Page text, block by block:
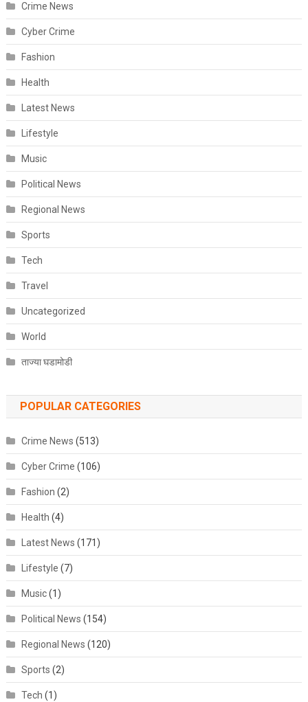
Crime News
Cyber Crime
Fashion
Health
Latest News
Lifestyle
Music
Political News
Regional News
Sports
Tech
Travel
Uncategorized
World
ताज्या घडामोडी
POPULAR CATEGORIES
Crime News (513)
Cyber Crime (106)
Fashion (2)
Health (4)
Latest News (171)
Lifestyle (7)
Music(1)
Political News (154)
Regional News (120)
Sports (2)
Tech (1)